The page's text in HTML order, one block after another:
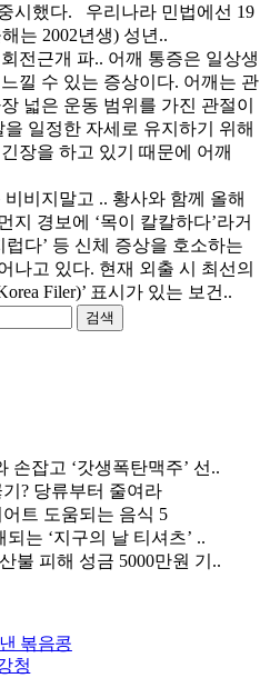
시했다. 우리나라 민법에선 19
는 2002년생) 성년..
전근개 파.. 어깨 통증은 일상생
낄 수 있는 증상이다. 어깨는 관
넓은 운동 범위를 가진 관절이
을 일정한 자세로 유지하기 위해
장을 하고 있기 때문에 어깨
비비지말고 .. 황사와 함께 올해
지 경보에 ‘목이 칼칼하다’라거
럽다’ 등 신체 증상을 호소하는
나고 있다. 현재 외출 시 최선의
Filer)’ 표시가 있는 보건..
검색
손잡고 ‘갓생폭탄맥주’ 선..
? 당류부터 줄여라
트 도움되는 음식 5
는 ‘지구의 날 티셔츠’ ..
불 피해 성금 5000만원 기..
볶음콩
청